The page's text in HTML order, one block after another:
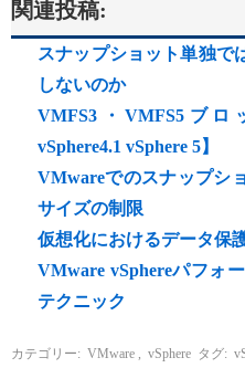
関連投稿:
スナップショット単独で
しないのか
VMFS3・VMFS5ブ
vSphere4.1 vSphere 5】
VMwareでのスナップシ
サイズの制限
仮想化におけるデータ保
VMware vSphereパフォ
テクニック
カテゴリー: VMware vSphere タグ: